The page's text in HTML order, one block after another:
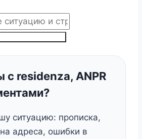
residenza, ANPR
ситуацию: прописка,
адреса, ошибки в